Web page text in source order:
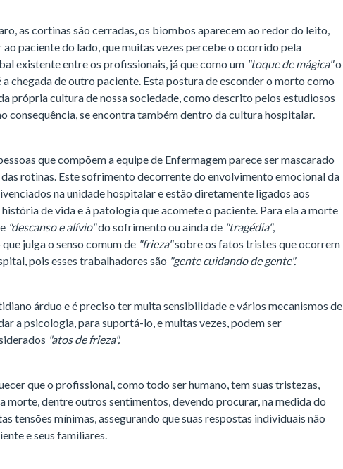
as cortinas são cerradas, os biombos aparecem ao redor do leito,
paciente do lado, que muitas vezes percebe o ocorrido pela
existente entre os profissionais, já que como um "toque de mágica"o
a chegada de outro paciente. Esta postura de esconder o morto como
própria cultura de nossa sociedade, como descrito pelos estudiosos
consequência, se encontra também dentro da cultura hospitalar.
que compõem a equipe de Enfermagem parece ser mascarado
rotinas. Este sofrimento decorrente do envolvimento emocional da
na unidade hospitalar e estão diretamente ligados aos
história de vida e à patologia que acomete o paciente. Para ela a morte
"descanso e alívio"do sofrimento ou ainda de "tragédia",
julga o senso comum de "frieza"sobre os fatos tristes que ocorrem
pois esses trabalhadores são "gente cuidando de gente".
árduo e é preciso ter muita sensibilidade e vários mecanismos de
a psicologia, para suportá-lo, e muitas vezes, podem ser
"atos de frieza".
que o profissional, como todo ser humano, tem suas tristezas,
morte, dentre outros sentimentos, devendo procurar, na medida do
tensões mínimas, assegurando que suas respostas individuais não
e seus familiares.